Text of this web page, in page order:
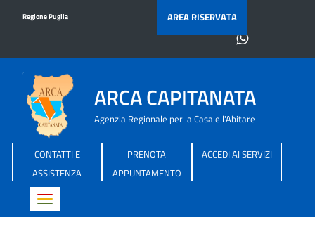
Regione Puglia AREA RISERVATA
ARCA CAPITANATA
Agenzia Regionale per la Casa e l'Abitare
CONTATTI E
ASSISTENZA
PRENOTA
APPUNTAMENTO
ACCEDI AI SERVIZI
Toggle navigation